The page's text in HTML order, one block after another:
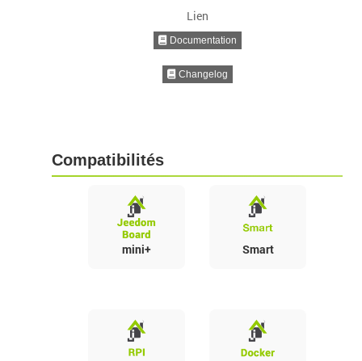
Lien
Documentation
Changelog
Compatibilités
mini+ Smart